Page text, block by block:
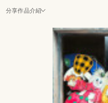
分享作品介紹